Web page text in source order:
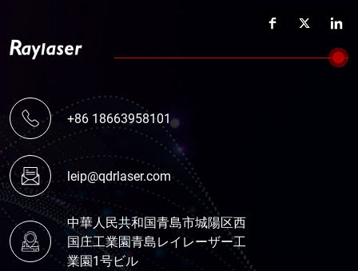
+86 18663958101
leip@qdrlaser.com
中華人民共和国青島市城陽区西
国庄工業園青島レイレーザー工
業園1号ビル